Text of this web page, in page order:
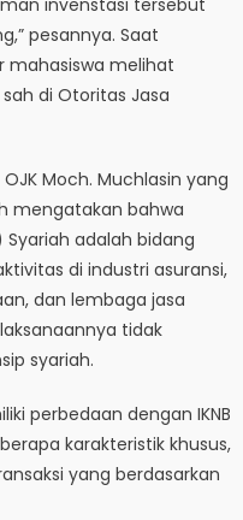
pesannya. Saat
mahasiswa melihat
di Otoritas Jasa
Moch. Muchlasin yang
mengatakan bahwa
Syariah adalah bidang
di industri asuransi,
dan lembaga jasa
tidak
syariah.
perbedaan dengan IKNB
karakteristik khusus,
yang berdasarkan